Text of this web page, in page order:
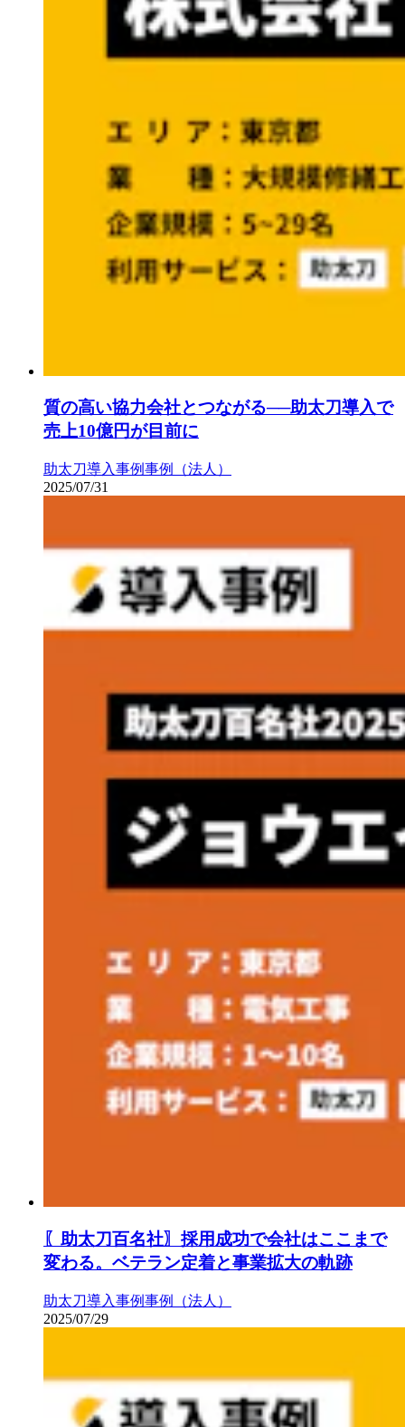
質の高い協力会社とつながる──助太刀導入で
売上10億円が目前に
助太刀導入事例事例（法人）
2025/07/31
〖助太刀百名社〗採用成功で会社はここまで
変わる。ベテラン定着と事業拡大の軌跡
助太刀導入事例事例（法人）
2025/07/29